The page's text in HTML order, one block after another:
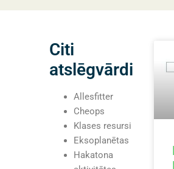
Citi
atslēgvārdi
Allesfitter
Cheops
Klases resursi
Eksoplanētas
Hakatona